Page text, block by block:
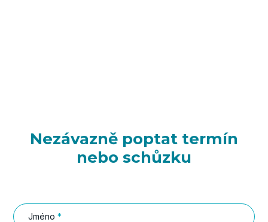
Nezávazně poptat termín
nebo schůzku
Jméno*